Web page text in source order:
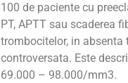
100 de paciente cu
PT, APTT sau scaderea
trombocitelor, in absenta
controversata. Este
69.000 – 98.000/mm3.